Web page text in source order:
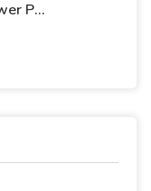
Dubai'de Avanti Tower Perakende kompleksi içinde satılık daire